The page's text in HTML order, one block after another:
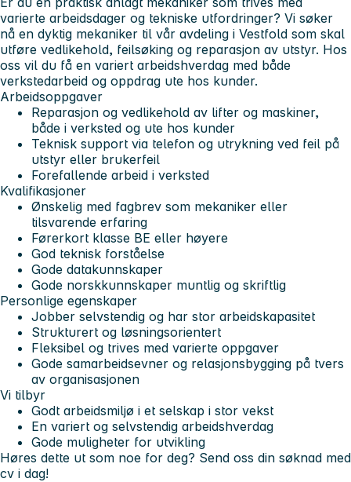
varierte arbeidsdager og tekniske utfordringer? Vi søker
nå en dyktig mekaniker til vår avdeling i Vestfold som skal
utføre vedlikehold, feilsøking og reparasjon av utstyr. Hos
oss vil du få en variert arbeidshverdag med både
verkstedarbeid og oppdrag ute hos kunder.
Arbeidsoppgaver
Reparasjon og vedlikehold av lifter og maskiner,
både i verksted og ute hos kunder
Teknisk support via telefon og utrykning ved feil på
utstyr eller brukerfeil
Forefallende arbeid i verksted
Kvalifikasjoner
Ønskelig med fagbrev som mekaniker eller
tilsvarende erfaring
Førerkort klasse BE eller høyere
God teknisk forståelse
Gode datakunnskaper
Gode norskkunnskaper muntlig og skriftlig
Personlige egenskaper
Jobber selvstendig og har stor arbeidskapasitet
Strukturert og løsningsorientert
Fleksibel og trives med varierte oppgaver
Gode samarbeidsevner og relasjonsbygging på tvers
av organisasjonen
Vi tilbyr
Godt arbeidsmiljø i et selskap i stor vekst
En variert og selvstendig arbeidshverdag
Gode muligheter for utvikling
Høres dette ut som noe for deg? Send oss din søknad med
cv i dag!